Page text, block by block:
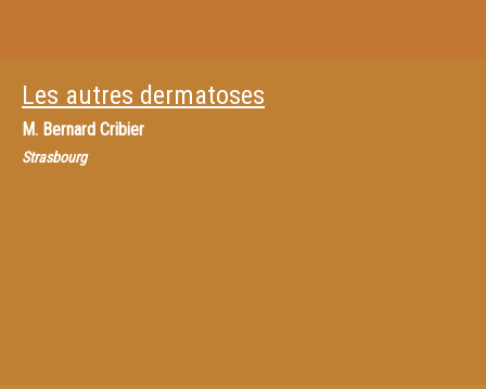
Les autres dermatoses
M. Bernard Cribier
Strasbourg